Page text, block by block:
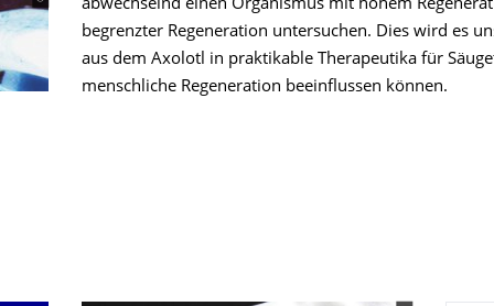
abwechselnd einen Organismus mit hohem
begrenzter Regeneration untersuchen. Dies wird es
aus dem Axolotl in praktikable Therapeutika für
menschliche Regeneration beeinflussen können.